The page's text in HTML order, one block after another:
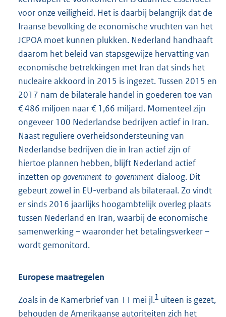
voor onze veiligheid. Het is daarbij belangrijk dat de
Iraanse bevolking de economische vruchten van het
JCPOA moet kunnen plukken. Nederland handhaaft
daarom het beleid van stapsgewijze hervatting van
economische betrekkingen met Iran dat sinds het
nucleaire akkoord in 2015 is ingezet. Tussen 2015 en
2017 nam de bilaterale handel in goederen toe van
€ 486 miljoen naar € 1,66 miljard. Momenteel zijn
ongeveer 100 Nederlandse bedrijven actief in Iran.
Naast reguliere overheidsondersteuning van
Nederlandse bedrijven die in Iran actief zijn of
hiertoe plannen hebben, blijft Nederland actief
inzetten op government-to-government-dialoog. Dit
gebeurt zowel in EU-verband als bilateraal. Zo vindt
er sinds 2016 jaarlijks hoogambtelijk overleg plaats
tussen Nederland en Iran, waarbij de economische
samenwerking – waaronder het betalingsverkeer –
wordt gemonitord.
Europese maatregelen
Zoals in de Kamerbrief van 11 mei jl.1 uiteen is gezet,
behouden de Amerikaanse autoriteiten zich het